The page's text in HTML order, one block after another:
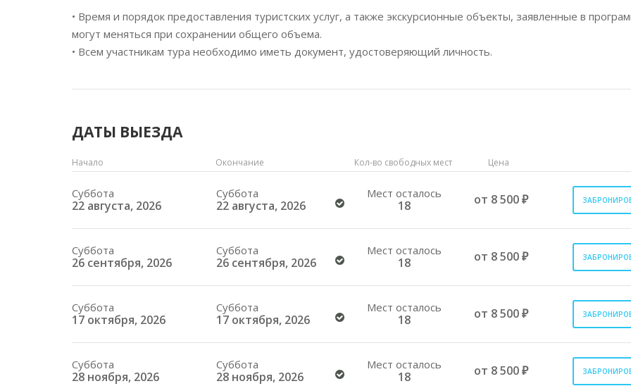
• Время и порядок предоставления туристских услуг, а также экскурсионные объекты, заявленные в
могут меняться при сохранении общего объема.
• Всем участникам тура необходимо иметь документ, удостоверяющий личность.
ДАТЫ ВЫЕЗДА
Начало Окончание Кол-во свободных мест Цена
Суббота
22 августа, 2026
Суббота
22 августа, 2026
Мест осталось
18 от 8 500 ₽
Суббота
26 сентября, 2026
Суббота
26 сентября, 2026
Мест осталось
18 от 8 500 ₽
Суббота
17 октября, 2026
Суббота
17 октября, 2026
Мест осталось
18 от 8 500 ₽
Суббота
28 ноября, 2026
Суббота
28 ноября, 2026
Мест осталось
18 от 8 500 ₽